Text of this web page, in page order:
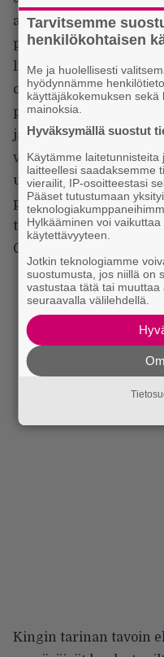
asioineet ihmiset
paikkakunnan
liikkuvien hirviöiden
ole sähköä tai yhteyttä
pidentyessä toiselle
jännitteet alkavat
väkivallan purkausta.
ulottuvuudesta
pelottavammaksi
testamentin Jumalan
Carmody (
Kingin tarinan tavoin
Tarvitsemme
henkilökohtaisen
Me ja huolellisesti
hyödynnämme
käyttäjäkokemuksen
mainoksia.
Hyväksymällä suostut
Käytämme
laitteellesi saadaksemme
vierailit, IP-osoitteestasi
Pääset tutustumaan
Hylkääminen voi
käytettävyyteen.
Jotkin teknologiamme
suostumusta, jos niillä on
vastustaa tätä tai
seuraavalla välilehdellä.